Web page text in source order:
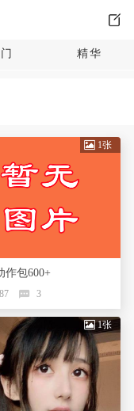
精华
1张
作包600+
3
1张